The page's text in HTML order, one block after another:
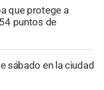
que protege a
puntos de
sábado en la ciudad